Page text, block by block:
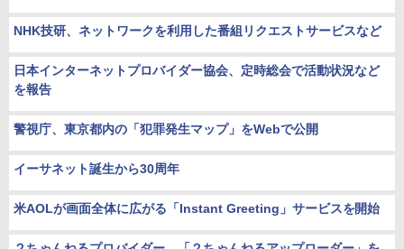
NHK技研、ネットワークを利用した番組リクエストサービスなど
日本インターネットプロバイダー協会、定時総会で活動状況など
を報告
警視庁、東京都内の「犯罪発生マップ」をWebで公開
イーサネット誕生から30周年
米AOLが画面全体に広がる「Instant Greeting」サービスを開始